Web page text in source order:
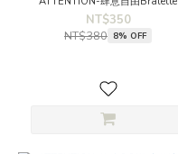
NT$350
NT$380 8% OFF